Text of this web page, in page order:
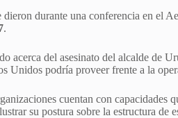
dieron durante una conferencia en el
.
acerca del asesinato del alcalde de
Unidos podría proveer frente a la
cuentan con capacidades
su postura sobre la estructura de